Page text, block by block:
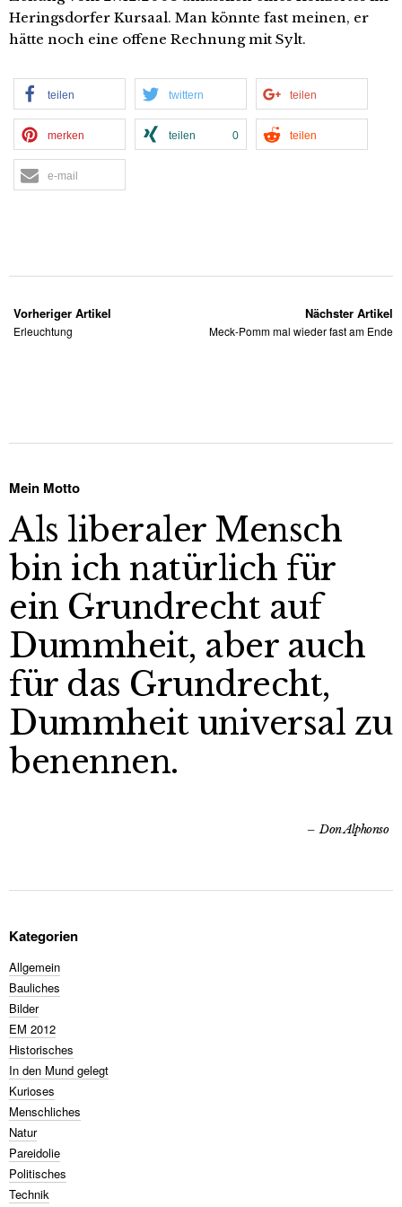
Heringsdorfer Kursaal. Man könnte fast meinen, er
hätte noch eine offene Rechnung mit Sylt.
teilen twittern teilen
merken teilen 0 teilen
e-mail
Vorheriger Artikel
Erleuchtung
Nächster Artikel
Meck-Pomm mal wieder fast am Ende
Mein Motto
Als liberaler Mensch
bin ich natürlich für
ein Grundrecht auf
Dummheit, aber auch
für das Grundrecht,
Dummheit universal zu
benennen.
Don Alphonso
Kategorien
Allgemein
Bauliches
Bilder
EM 2012
Historisches
In den Mund gelegt
Kurioses
Menschliches
Natur
Pareidolie
Politisches
Technik